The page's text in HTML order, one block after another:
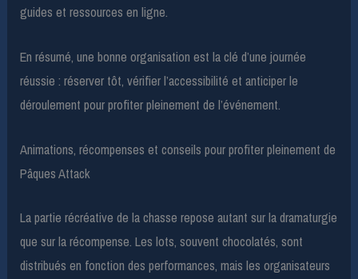
guides et ressources en ligne.
En résumé, une bonne organisation est la clé d’une journée
réussie : réserver tôt, vérifier l’accessibilité et anticiper le
déroulement pour profiter pleinement de l’événement.
Animations, récompenses et conseils pour profiter pleinement de
Pâques Attack
La partie récréative de la chasse repose autant sur la dramaturgie
que sur la récompense. Les lots, souvent chocolatés, sont
distribués en fonction des performances, mais les organisateurs